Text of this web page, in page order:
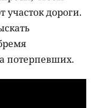
участок дороги.
потерпевших.